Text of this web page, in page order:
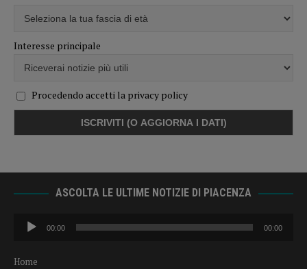
Interesse principale
Procedendo accetti la privacy policy
ASCOLTA LE ULTIME NOTIZIE DI PIACENZA
Audio
Player
00:00 00:00
Home